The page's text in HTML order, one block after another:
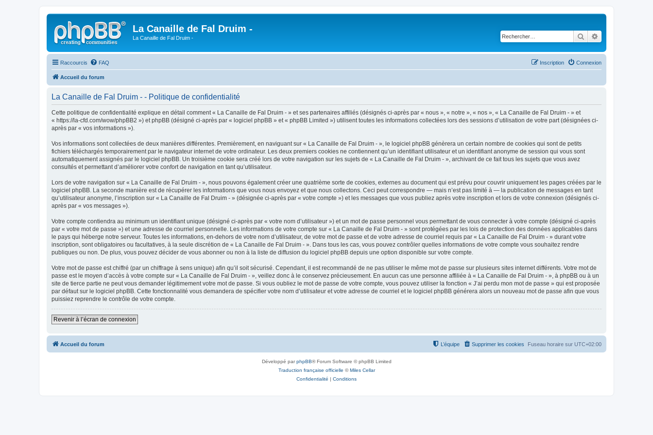
La Canaille de Fal Druim -
La Canaille de Fal Druim - Rechercher
Raccourcis FAQ Connexion
Inscription
Accueil du forum
La Canaille de Fal Druim - - Politique de confidentialité
Cette politique de confidentialité explique en détail comment « La Canaille de Fal Druim - » et ses partenaires affiliés (désignés ci-après par « nous », « notre », « nos », « La Canaille de Fal Druim - » et
« https://la-cfd.com/wow/phpBB2 ») et phpBB (désigné ci-après par « logiciel phpBB » et « phpBB Limited ») utilisent toutes les informations collectées lors des sessions d’utilisation de votre part (désignées ci-
après par « vos informations »).
Vos informations sont collectées de deux manières différentes. Premièrement, en naviguant sur « La Canaille de Fal Druim - », le logiciel phpBB génèrera un certain nombre de cookies qui sont de petits
fichiers téléchargés temporairement par le navigateur internet de votre ordinateur. Les deux premiers cookies ne contiennent qu’un identifiant utilisateur et un identifiant anonyme de session qui vous sont
automatiquement assignés par le logiciel phpBB. Un troisième cookie sera créé lors de votre navigation sur les sujets de « La Canaille de Fal Druim - », archivant de ce fait tous les sujets que vous avez
consultés et permettant d’améliorer votre confort de navigation en tant qu’utilisateur.
Lors de votre navigation sur « La Canaille de Fal Druim - », nous pouvons également créer une quatrième sorte de cookies, externes au document qui est prévu pour couvrir uniquement les pages créées par le
logiciel phpBB. La seconde manière est de récupérer les informations que vous nous envoyez et que nous collectons. Ceci peut correspondre — mais n’est pas limité à — la publication de messages en tant
qu’utilisateur anonyme, l’inscription sur « La Canaille de Fal Druim - » (désignée ci-après par « votre compte ») et les messages que vous publiez après votre inscription et lors de votre connexion (désignés ci-
après par « vos messages »).
Votre compte contiendra au minimum un identifiant unique (désigné ci-après par « votre nom d’utilisateur ») et un mot de passe personnel vous permettant de vous connecter à votre compte (désigné ci-après
par « votre mot de passe ») et une adresse de courriel personnelle. Les informations de votre compte sur « La Canaille de Fal Druim - » sont protégées par les lois de protection des données applicables dans
le pays qui héberge notre serveur. Toutes les informations, en-dehors de votre nom d’utilisateur, de votre mot de passe et de votre adresse de courriel requis par « La Canaille de Fal Druim - » durant votre
inscription, sont obligatoires ou facultatives, à la seule discrétion de « La Canaille de Fal Druim - ». Dans tous les cas, vous pouvez contrôler quelles informations de votre compte vous souhaitez rendre
publiques ou non. De plus, vous pouvez décider de vous abonner ou non à la liste de diffusion du logiciel phpBB depuis une option disponible sur votre compte.
Votre mot de passe est chiffré (par un chiffrage à sens unique) afin qu’il soit sécurisé. Cependant, il est recommandé de ne pas utiliser le même mot de passe sur plusieurs sites internet différents. Votre mot de
passe est le moyen d’accès à votre compte sur « La Canaille de Fal Druim - », veillez donc à le conservez précieusement. En aucun cas une personne affiliée à « La Canaille de Fal Druim - », à phpBB ou à un
site de tierce partie ne peut vous demander légitimement votre mot de passe. Si vous oubliez le mot de passe de votre compte, vous pouvez utiliser la fonction « J’ai perdu mon mot de passe » qui est proposée
par défaut sur le logiciel phpBB. Cette fonctionnalité vous demandera de spécifier votre nom d’utilisateur et votre adresse de courriel et le logiciel phpBB générera alors un nouveau mot de passe afin que vous
puissiez reprendre le contrôle de votre compte.
Revenir à l’écran de connexion
Accueil du forum Fuseau horaire sur UTC+02:00
Supprimer les cookies
L’équipe
Développé parphpBB® Forum Software © phpBB Limited
Traduction française officielle ©Miles Cellar
Confidentialité | Conditions